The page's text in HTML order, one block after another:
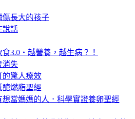
傷長大的孩子
說話
食3.0‧越營養，越生病？！
消失
的驚人療效
醣燃脂聖經
想當媽媽的人．科學實證養卵聖經